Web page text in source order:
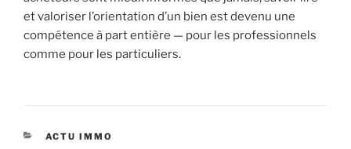
et valoriser l’orientation d’un bien est devenu une
compétence à part entière — pour les professionnels
comme pour les particuliers.
CATÉGORIES
ACTU IMMO